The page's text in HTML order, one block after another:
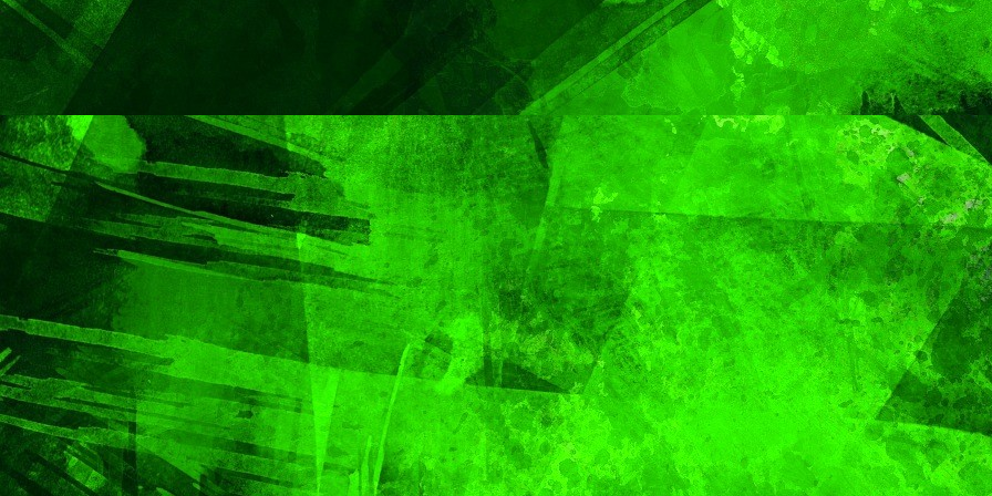
en Puebla
Capital
Pepe
MUNDO
Sacerdote de
Puebla se
MUNDO PORTADA
Aún